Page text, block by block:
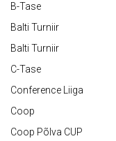
B-Tase
Balti Turniir
Balti Turniir
C-Tase
Conference Liiga
Coop
Coop Põlva CUP